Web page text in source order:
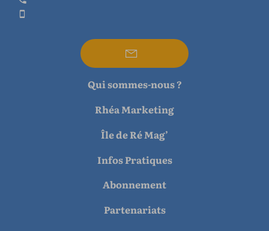
Qui sommes-nous ?
Rhéa Marketing
Île de Ré Mag’
Infos Pratiques
Abonnement
Partenariats